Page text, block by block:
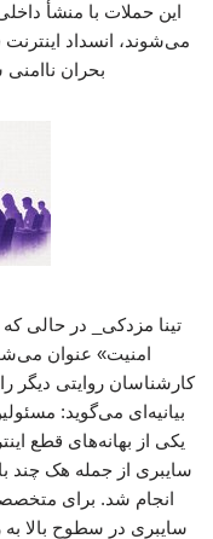
این حملات با منشأ
می‌شوند، انسداد
بحران
تینا مزدکی_ در حالی
امنیت» عنوان
کارشناسان روایتی دیگر
بیانیه‌ای می‌گوید:
یکی از بهانه‌های قطع
سایبری از جمله هک چند
انجام شد. برای
سایبری در سطوح بالا